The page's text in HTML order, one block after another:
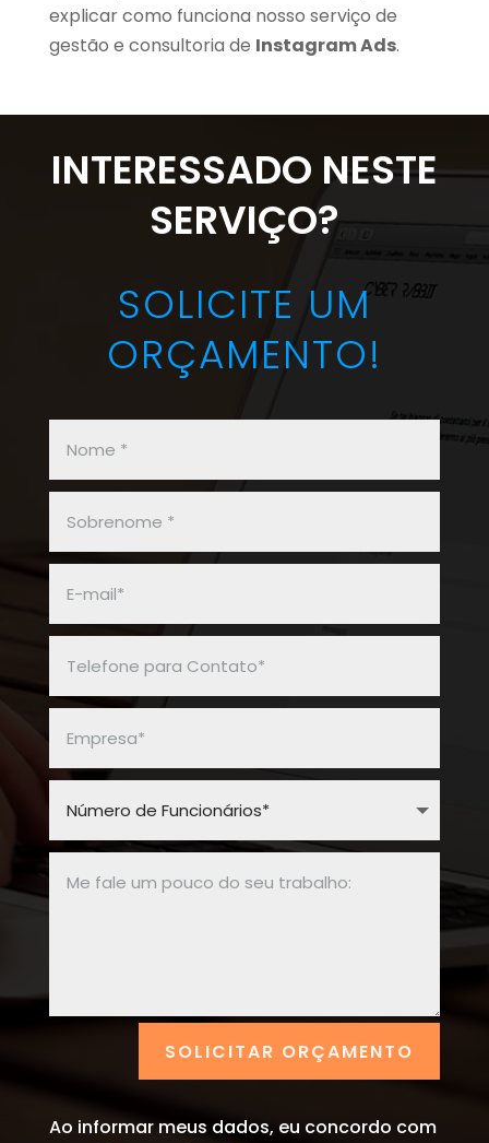
explicar como funciona nosso serviço de
gestão e consultoria de Instagram Ads.
INTERESSADO NESTE
SERVIÇO?
SOLICITE UM
ORÇAMENTO!
SOLICITAR ORÇAMENTO
Ao informar meus dados, eu concordo com